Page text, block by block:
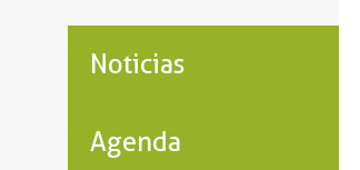
Noticias
Agenda